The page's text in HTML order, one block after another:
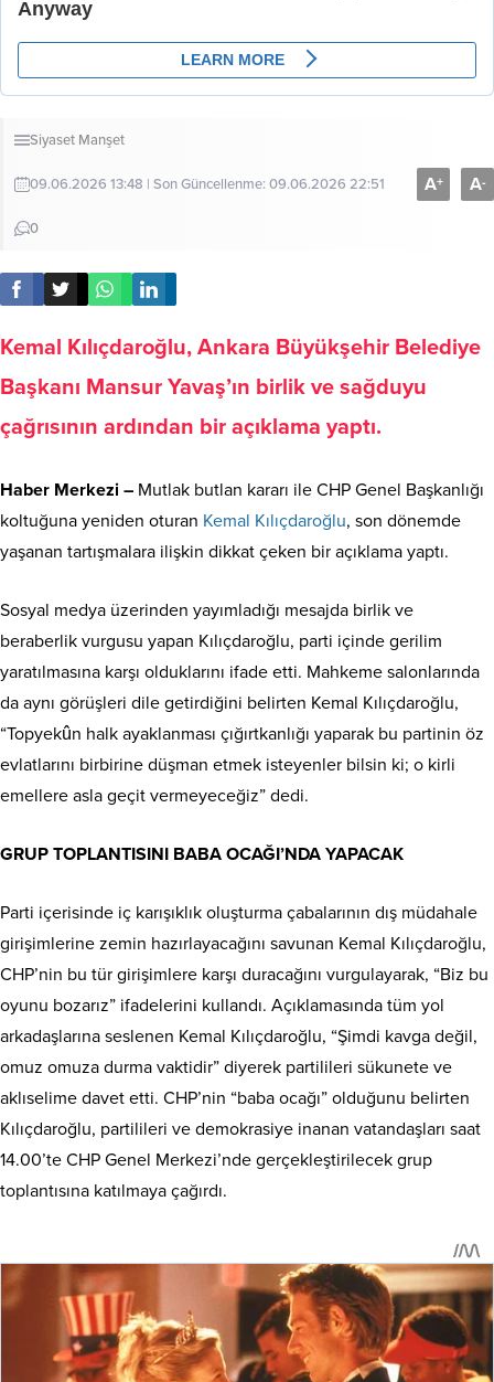
Siyaset Manşet
09.06.2026 13:48 | Son Güncellenme: 09.06.2026 22:51
0
A+ A-
Kemal Kılıçdaroğlu, Ankara Büyükşehir Belediye
Başkanı Mansur Yavaş’ın birlik ve sağduyu
çağrısının ardından bir açıklama yaptı.
Haber Merkezi – Mutlak butlan kararı ile CHP Genel Başkanlığı
koltuğuna yeniden oturan Kemal Kılıçdaroğlu, son dönemde
yaşanan tartışmalara ilişkin dikkat çeken bir açıklama yaptı.
Sosyal medya üzerinden yayımladığı mesajda birlik ve
beraberlik vurgusu yapan Kılıçdaroğlu, parti içinde gerilim
yaratılmasına karşı olduklarını ifade etti. Mahkeme salonlarında
da aynı görüşleri dile getirdiğini belirten Kemal Kılıçdaroğlu,
“Topyekûn halk ayaklanması çığırtkanlığı yaparak bu partinin öz
evlatlarını birbirine düşman etmek isteyenler bilsin ki; o kirli
emellere asla geçit vermeyeceğiz” dedi.
GRUP TOPLANTISINI BABA OCAĞI’NDA YAPACAK
Parti içerisinde iç karışıklık oluşturma çabalarının dış müdahale
girişimlerine zemin hazırlayacağını savunan Kemal Kılıçdaroğlu,
CHP’nin bu tür girişimlere karşı duracağını vurgulayarak, “Biz bu
oyunu bozarız” ifadelerini kullandı. Açıklamasında tüm yol
arkadaşlarına seslenen Kemal Kılıçdaroğlu, “Şimdi kavga değil,
omuz omuza durma vaktidir” diyerek partilileri sükunete ve
aklıselime davet etti. CHP’nin “baba ocağı” olduğunu belirten
Kılıçdaroğlu, partilileri ve demokrasiye inanan vatandaşları saat
14.00’te CHP Genel Merkezi’nde gerçekleştirilecek grup
toplantısına katılmaya çağırdı.